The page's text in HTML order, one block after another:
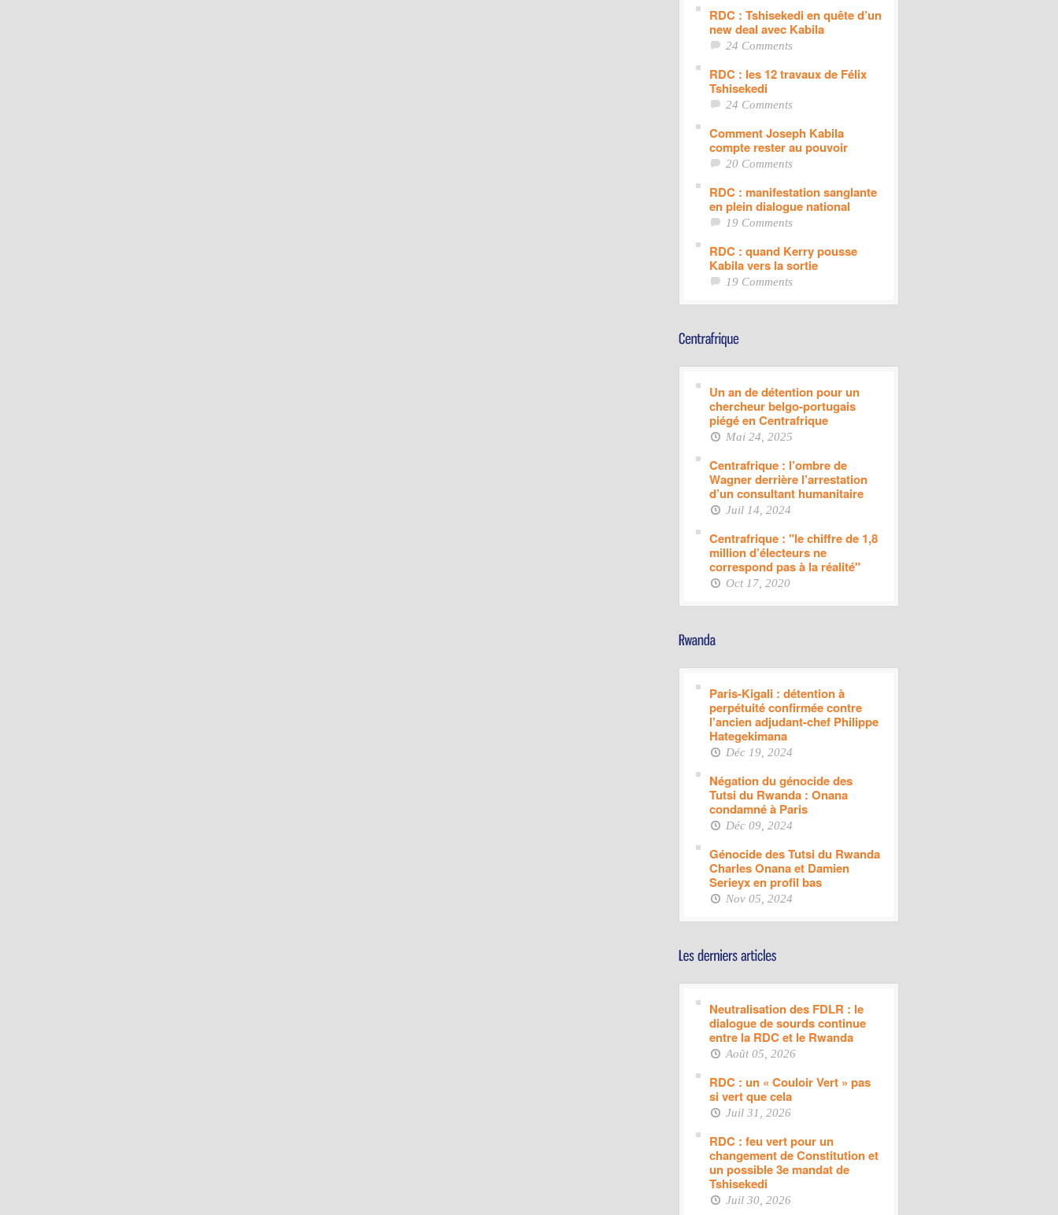
RDC : Tshisekedi en quête d’un
new deal avec Kabila
24 Comments
RDC : les 12 travaux de Félix
Tshisekedi
24 Comments
Comment Joseph Kabila
compte rester au pouvoir
20 Comments
RDC : manifestation sanglante
en plein dialogue national
19 Comments
RDC : quand Kerry pousse
Kabila vers la sortie
19 Comments
Un an de détention pour un
chercheur belgo-portugais
piégé en Centrafrique
Mai 24, 2025
Centrafrique : l’ombre de
Wagner derrière l’arrestation
d’un consultant humanitaire
Juil 14, 2024
Centrafrique : "le chiffre de 1,8
million d’électeurs ne
correspond pas à la réalité"
Oct 17, 2020
Paris-Kigali : détention à
perpétuité confirmée contre
l’ancien adjudant-chef Philippe
Hategekimana
Déc 19, 2024
Négation du génocide des
Tutsi du Rwanda : Onana
condamné à Paris
Déc 09, 2024
Génocide des Tutsi du Rwanda
Charles Onana et Damien
Serieyx en profil bas
Nov 05, 2024
Neutralisation des FDLR : le
dialogue de sourds continue
entre la RDC et le Rwanda
Août 05, 2026
RDC : un « Couloir Vert » pas
si vert que cela
Juil 31, 2026
RDC : feu vert pour un
changement de Constitution et
un possible 3e mandat de
Tshisekedi
Juil 30, 2026